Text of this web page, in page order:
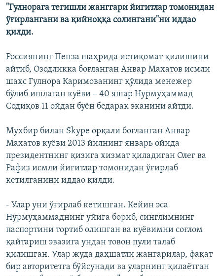
"Гулнорага тегишли жанггари йигитлар томонидан
ўғирлангани ва қийноққа солингани"ни иддао
қилди.
Россиянинг Пенза шаҳрида истиқомат қилишини
айтиб, Озодликка боғланган Анвар Махатов исмли
шахс Гулнора Каримованинг қўлида менежер
бўлиб ишлаган куёви – 40 яшар Нурмуҳаммад
Содиқов 11 ойдан буён бедарак эканини айтди.
Мухбир билан Skype орқали боғланган Анвар
Махатов куёви 2013 йилнинг январь ойида
президентнинг қизига хизмат қиладиган Олег ва
Рафиз исмли йигитлар томонидан ўғирлаб
кетилганини иддао қилди.
- Улар уни ўғирлаб кетишган. Кейин эса
Нурмуҳаммаднинг уйига бориб, синглимнинг
паспортини тортиб олишган ва куёвимни соғлом
қайтариш эвазига ундан товон пули талаб
қилишган. Улар жуда даҳшатли жангарилар, фақат
бир авторитетга бўйсунади ва уларнинг қилаётган